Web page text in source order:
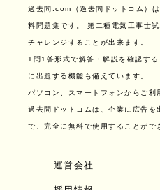
過去問.com（過去問ドットコム）
料問題集です。 第二種電気工事士
チャレンジすることが出来ます。
1問1答形式で解答・解説を確認す
に出題する機能も備えています。
パソコン、スマートフォンからご利
過去問ドットコムは、企業に広告
で、完全に無料で使用することがで
運営会社